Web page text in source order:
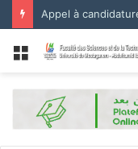
Menu